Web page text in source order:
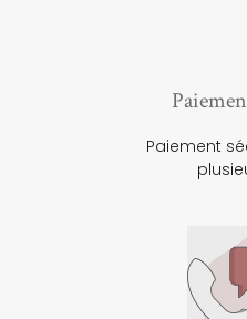
Paiement